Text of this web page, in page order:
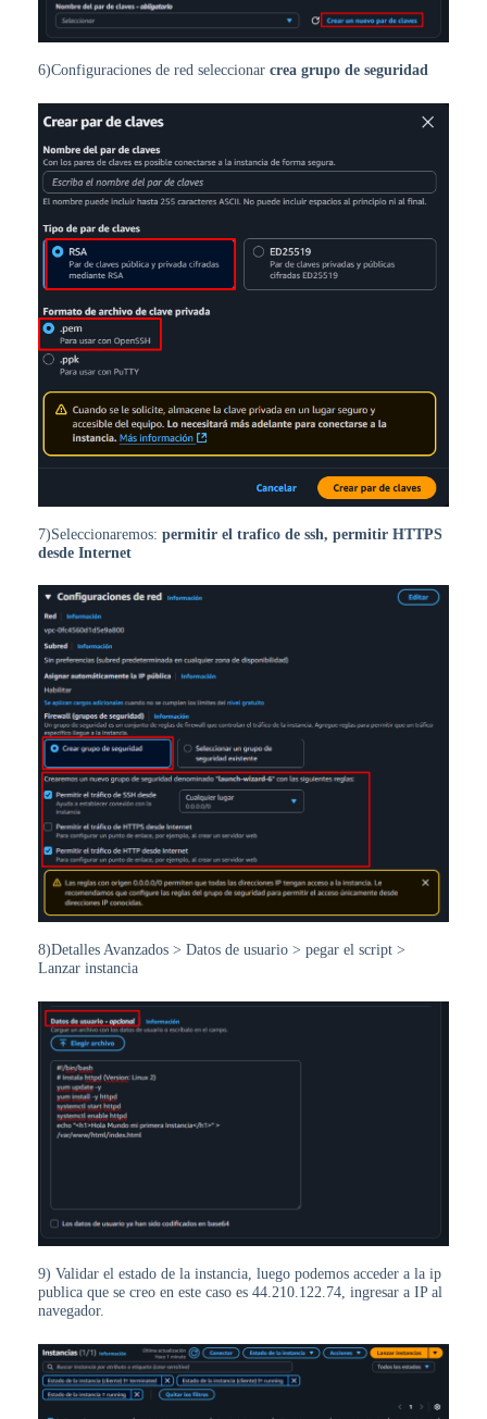
6)Configuraciones de red seleccionar crea grupo de seguridad
7)Seleccionaremos: permitir el trafico de ssh, permitir HTTPS
desde Internet
8)Detalles Avanzados > Datos de usuario > pegar el script >
Lanzar instancia
9) Validar el estado de la instancia, luego podemos acceder a la ip
publica que se creo en este caso es 44.210.122.74, ingresar a IP al
navegador.